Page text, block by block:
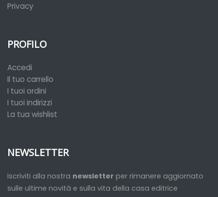
Privacy
PROFILO
Accedi
Il tuo carrello
I tuoi ordini
I tuoi indirizzi
La tua wishlist
NEWSLETTER
Iscriviti alla nostra newsletter per rimanere aggiornato
sulle ultime novità e sulla vita della casa editrice